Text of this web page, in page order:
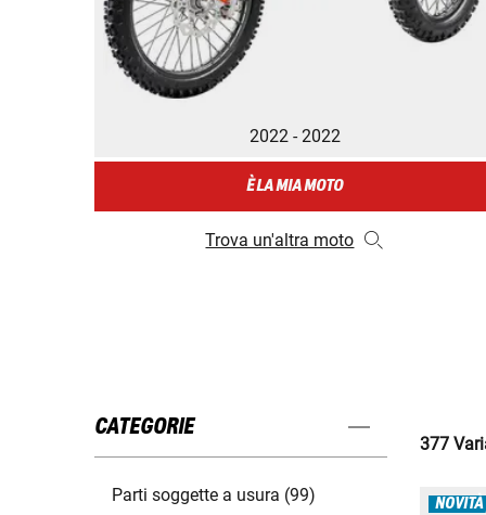
2022 - 2022
È LA MIA MOTO
Trova un'altra moto
CATEGORIE
Parti soggette a usura (99)
377
NOVITÀ